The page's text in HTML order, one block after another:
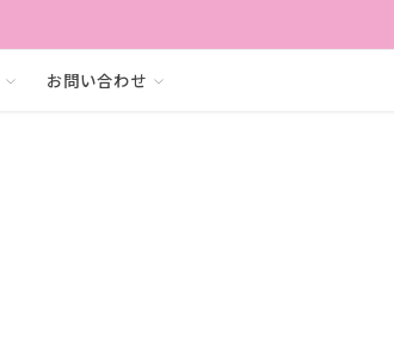
お問い合わせ